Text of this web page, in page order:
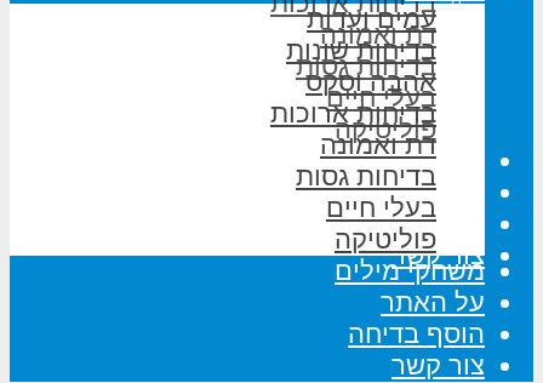
דת ואמונה
בדיחות גסות
בעלי חיים
פוליטיקה
משחקי מילים
על האתר
הוסף בדיחה
צור קשר
עמים ועדות
בדיחות שונות
אהבה וסקס
בדיחות ארוכות
דת ואמונה
בדיחות גסות
בעלי חיים
פוליטיקה
משחקי מילים
על האתר
הוסף בדיחה
צור קשר